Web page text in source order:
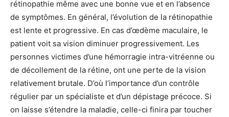
rétinopathie même avec une bonne vue et en l’absence
de symptômes. En général, l’évolution de la rétinopathie
est lente et progressive. En cas d’œdème maculaire, le
patient voit sa vision diminuer progressivement. Les
personnes victimes d’une hémorragie intra-vitréenne ou
de décollement de la rétine, ont une perte de la vision
relativement brutale. D’où l’importance d’un contrôle
régulier par un spécialiste et d’un dépistage précoce. Si
on laisse s’étendre la maladie, celle-ci finira par toucher